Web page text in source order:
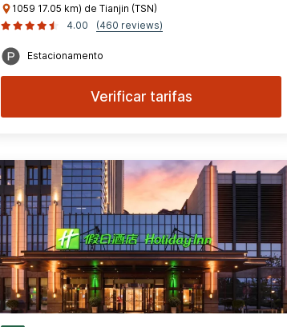
1059 17.05 km) de Tianjin (TSN)
4.00
(460 reviews)
Estacionamento
Verificar tarifas